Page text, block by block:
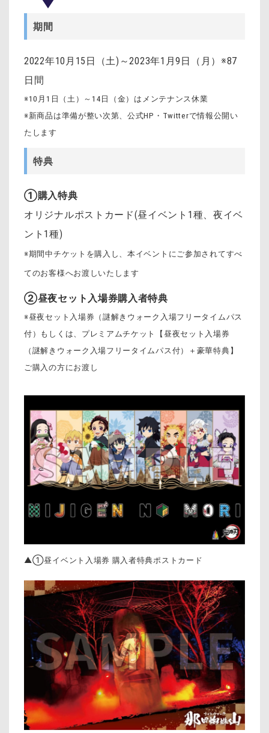
期間
2022年10月15日（土)～2023年1月9日（月）※87
日間
※10月1日（土）～14日（金）はメンテナンス休業
※新商品は準備が整い次第、公式HP・Twitterで情報公開い
たします
特典
①購入特典
オリジナルポストカード(昼イベント1種、夜イベ
ント1種)
※期間中チケットを購入し、本イベントにご参加されてすべ
てのお客様へお渡しいたします
②昼夜セット入場券購入者特典
※昼夜セット入場券（謎解きウォーク入場フリータイムパス
付）もしくは、プレミアムチケット【昼夜セット入場券
（謎解きウォーク入場フリータイムパス付）＋豪華特典】
ご購入の方にお渡し
▲①昼イベント入場券 購入者特典ポストカード